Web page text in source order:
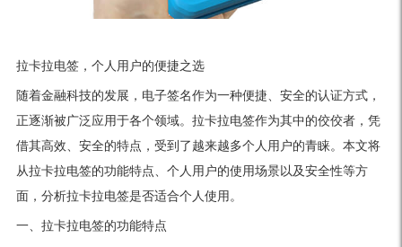
拉卡拉电签，个人用户的便捷之选
随着金融科技的发展，电子签名作为一种便捷、安全的认证方式，
正逐渐被广泛应用于各个领域。拉卡拉电签作为其中的佼佼者，凭
借其高效、安全的特点，受到了越来越多个人用户的青睐。本文将
从拉卡拉电签的功能特点、个人用户的使用场景以及安全性等方
面，分析拉卡拉电签是否适合个人使用。
一、拉卡拉电签的功能特点